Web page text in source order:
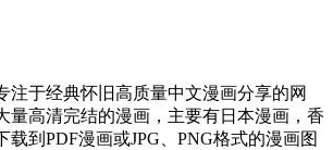
注于经典怀旧高质量中文漫画分享的网
量高清完结的漫画，主要有日本漫画，香
载到PDF漫画或JPG、PNG格式的漫画图